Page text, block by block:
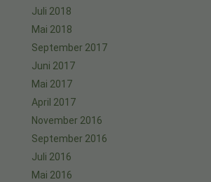
Juli 2018
Mai 2018
September 2017
Juni 2017
Mai 2017
April 2017
November 2016
September 2016
Juli 2016
Mai 2016